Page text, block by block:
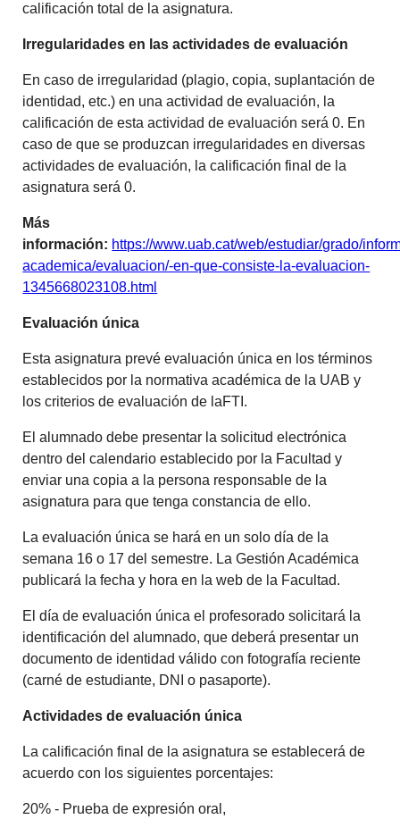
calificación total de la asignatura.
Irregularidades en las actividades de evaluación
En caso de irregularidad (plagio, copia, suplantación de
identidad, etc.) en una actividad de evaluación, la
calificación de esta actividad de evaluación será 0. En
caso de que se produzcan irregularidades en diversas
actividades de evaluación, la calificación final de la
asignatura será 0.
Más
información: https://www.uab.cat/web/estudiar/grado/
academica/evaluacion/-en-que-consiste-la-evaluacion-
1345668023108.html
Evaluación única
Esta asignatura prevé evaluación única en los términos
establecidos por la normativa académica de la UAB y
los criterios de evaluación de laFTI.
El alumnado debe presentar la solicitud electrónica
dentro del calendario establecido por la Facultad y
enviar una copia a la persona responsable de la
asignatura para que tenga constancia de ello.
La evaluación única se hará en un solo día de la
semana 16 o 17 del semestre. La Gestión Académica
publicará la fecha y hora en la web de la Facultad.
El día de evaluación única el profesorado solicitará la
identificación del alumnado, que deberá presentar un
documento de identidad válido con fotografía reciente
(carné de estudiante, DNI o pasaporte).
Actividades de evaluación única
La calificación final de la asignatura se establecerá de
acuerdo con los siguientes porcentajes:
20% - Prueba de expresión oral,